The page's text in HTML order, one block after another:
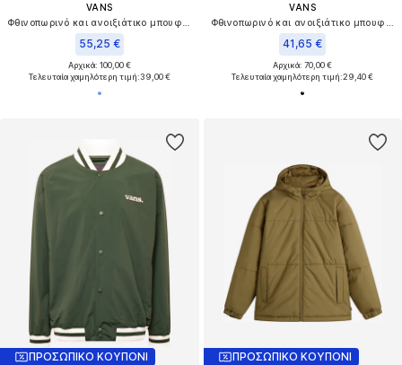
VANS
55,25 €
Αρχικά: 100,00 €
Τελευταία χαμηλότερη τιμή:39,00 €
VANS
41,65 €
Αρχικά: 70,00 €
Τελευταία χαμηλότερη τιμή:29,40 €
ΠΡΟΣΩΠΙΚΟ ΚΟΥΠΟΝΙ ΠΡΟΣΩΠΙΚΟ ΚΟΥΠΟΝΙ